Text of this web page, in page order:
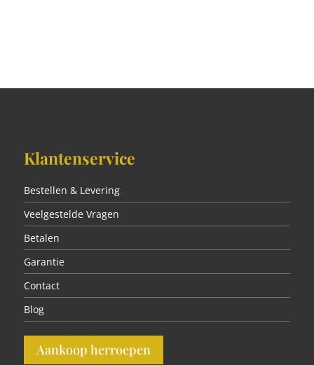
Klantenservice
Bestellen & Levering
Veelgestelde Vragen
Betalen
Garantie
Contact
Blog
Aankoop herroepen